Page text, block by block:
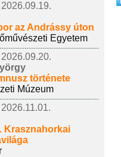
2026.09.19.
az Andrássy úton
Egyetem
2026.09.20.
története
Múzeum
2026.11.01.
Krasznahorkai